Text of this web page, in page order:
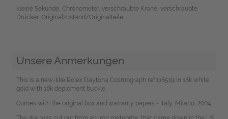
kleine Sekunde, Chronometer, verschraubte Krone, verschraubte
Drücker, Originalzustand/Originalteile
Unsere Anmerkungen
This is a new-like Rolex Daytona Cosmograph ref.116519 in 18k white
gold with 18k deploment buckle.
Comes with the original box and warranty papers - Italy, Milano, 2004.